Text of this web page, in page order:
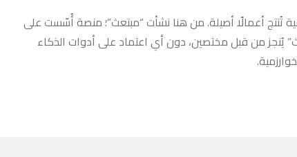
تُنتج أعمالًا أصيلة. من هنا نشأت “مبتعث”؛ منصة أُسّست على
يُنجز من قبل مختصين، دون أي اعتماد على أدوات الذكاء